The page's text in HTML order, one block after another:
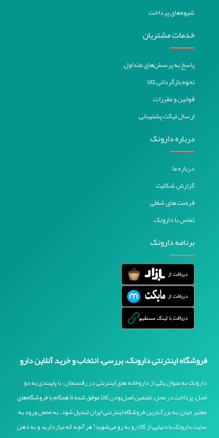
استار ویت / Star Vit
رحمان دارو / Rahman Daru
هلث برست / Health Burst
بیونوریکا / Bionorica
آپوویتال / Apovital
بایو فرمولا / Bio Formula
لیراک / Lierac
ابوت / Abbott
تروویتال / Truevital
تولید دارو / Tolid Daru
کنز / Kenz
شکوه / Shokouh
کرولی / Caroli
ایزی لایف / Easy Life
کلوزآپ / Close Up
بل / Bel
مای لیدی / My Lady
مدیپن / Medipain
لیدی کر / Lady Care
مهبان دارو / Mahban Darou
آجیکور / Agicor
ویهان / Vihan
شیوه‌های پرداخت
خدمات مشتریان
پاسخ به پرسش‌های متداول
نحوه بازگردانی کالا
قوانین و مقررات
ارسال تیکت پشتیبانی
درباره دارونک
درباره ما
گزارش شکایت
فرصت های شغلی
تماس با دارونک
برنامه دارونک
فروشگاه اینترنتی دارونک، بررسی، انتخاب و خرید آنلاین دارو
دارونک به عنوان یکی از داروخانه های اینترنتی در رفسنجان ، با پایبندی به دو
اصل، پرداخت در محل، تضمین اصل‌بودن کالا موفق شده تا همگام با فروشگاه‌های
معتبر جهان، به بزرگ‌ترین فروشگاه اینترنتی ایران تبدیل شود. به محض ورود به
سایت دارونک با دنیایی از کالا رو به رو می‌شوید! هر آنچه که نیاز دارید و به ذهن